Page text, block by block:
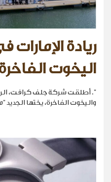
ريادة
اليخوت
". أطلقت شركة جلف كرافت،
واليخوت الفاخرة، يختها الجديد